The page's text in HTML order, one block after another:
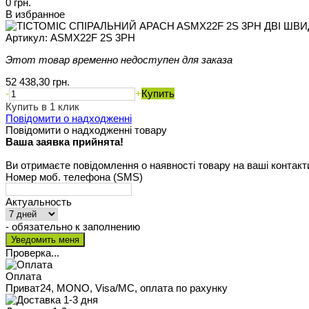
0 грн.
В избранное
Артикул: ASMX22F 2S 3PH
Этот товар временно недоступен для заказа
52 438,30 грн.
-
+Купить
Купить в 1 клик
Повідомити о надходженні
Повідомити о надходженні товару
Ваша заявка прийнята!
Ви отримаєте повідомлення о наявності товару на ваші
Номер моб. телефона (SMS)
Актуальность
- обязательно к заполнению
Проверка...
Оплата
Приват24, MONO, Visa/MC, оплата по рахунку